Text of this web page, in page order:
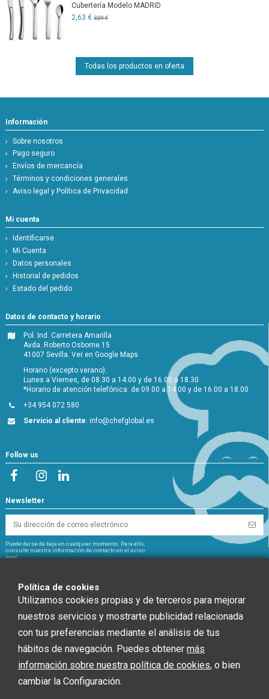
Cubertería Modelo MADRID
2,63 € 3,09 €
Todas los productos en oferta
Información
Sobre nosotros
Pago seguro
Envíos de mercancía
Términos y condiciones generales
Aviso legal y Política de Privacidad
Mi cuenta
Identificarse
Mi Cuenta
Datos personales
Historial de pedidos
Estado del pedido
Datos de contacto y horario
Pol. Ind. Carretera Amarilla
Avda. Roberto Osborne 15
41007 Sevilla.Ver en Google Maps
Horario (excepto verano):
Lunes a Viernes, de 08.30 a 14.00 y de 16.00 a 18.30
*Horario de atención telefónica: de 09.00 a 14.00 y de 16.00 a 18.00
+34 954 072 580
Servicio al cliente:info@chefglobal.es
Follow us
Newsletter
Puede darse de baja en cualquier momento. Para ello,
consulte nuestra información de contacto en el aviso
legal.
CHEF GLOBAL 2014 SOCIEDAD LIMITADA ha recibido una ayuda de la Unión
Europea con cargo al Fondo NextGenerationEU, en el marco del Plan de
Recuperación, Trasformación y Resiliencia, para INSTALACIÓN SOLAR
almacenamiento, con fuentes de Energía renovable, así como la
Política de cookies
Utilizamos cookies propias y de terceros para mejorar
nuestros servicios y mostrarte publicidad relacionada
con tus preferencias mediante el análisis de tus
hábitos de navegación. Puedes obtener más
información sobre nuestra política de cookies, o bien
cambiar la Configuración.